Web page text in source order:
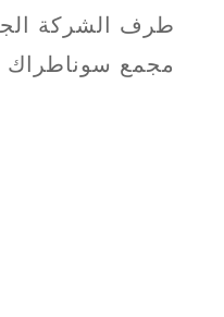
طرف الشركة
مجمع سوناطراك